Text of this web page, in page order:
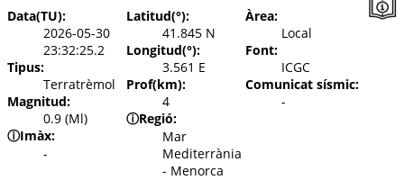
Data(TU):
2026-05-30
23:32:25.2
Tipus:
Terratrèmol
Magnitud:
0.9 (Ml)
ⓘImàx:
-
Latitud(°):
41.845 N
Longitud(°):
3.561 E
Prof(km):
4
ⓘRegió:
Mar
Mediterrània
- Menorca
Àrea:
Local
Font:
ICGC
Comunicat sísmic:
-